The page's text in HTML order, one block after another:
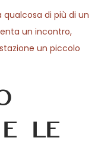
qualcosa di più di un
un incontro,
un piccolo
le